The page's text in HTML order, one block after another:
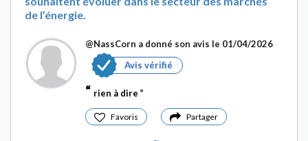
de l’énergie.
@NassCorn a donné son avis le 01/04/2026
Avis vérifié
rien à dire
Favoris Partager